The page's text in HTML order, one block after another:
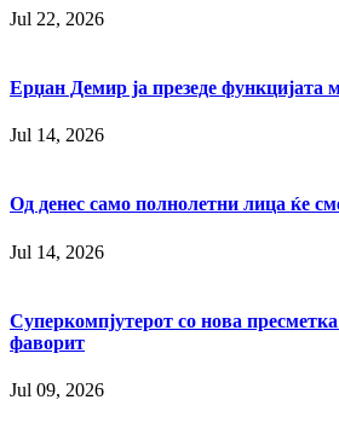
Jul 22, 2026
Ерџан Демир ја презеде функцијата
Jul 14, 2026
Од денес само полнолетни лица ќе
Jul 14, 2026
Суперкомпјутерот со нова
фаворит
Jul 09, 2026